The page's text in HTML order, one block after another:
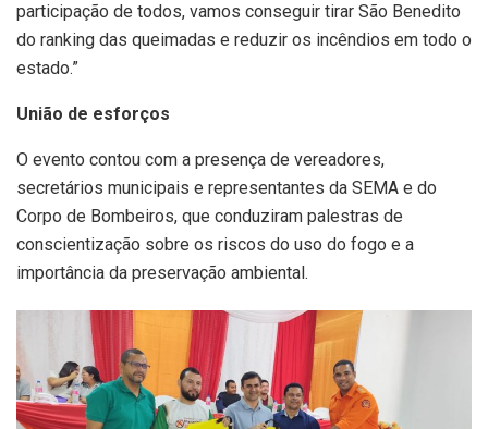
participação de todos, vamos conseguir tirar São Benedito
do ranking das queimadas e reduzir os incêndios em todo o
estado.”
União de esforços
O evento contou com a presença de vereadores,
secretários municipais e representantes da SEMA e do
Corpo de Bombeiros, que conduziram palestras de
conscientização sobre os riscos do uso do fogo e a
importância da preservação ambiental.